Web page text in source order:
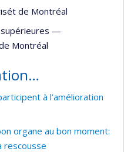
de Montréal
—
Montréal
à l’amélioration
organe au bon moment:
rescousse